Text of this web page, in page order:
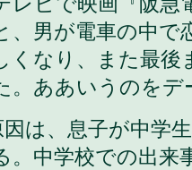
、男が電車の中で
くなり、また最後
。ああいうのを
因は、息子が中学
。中学校での出来